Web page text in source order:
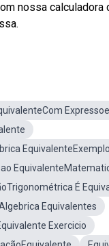
nossa
É
Equivalentes
Exercicio